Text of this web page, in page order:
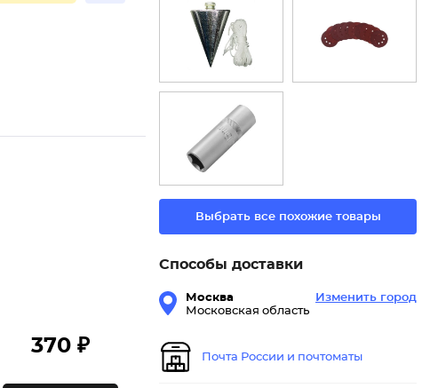
370 ₽
Выбрать все похожие товары
Способы доставки
Москва
Московская область
Изменить город
Почта России и почтоматы